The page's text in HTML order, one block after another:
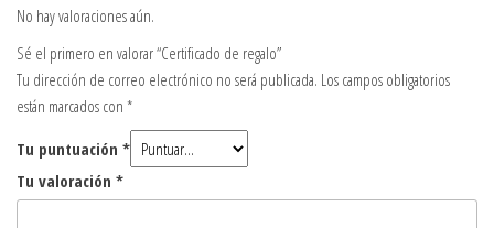
No hay valoraciones aún.
Sé el primero en valorar “Certificado de regalo”
Tu dirección de correo electrónico no será publicada. Los campos obligatorios
están marcados con *
Tu puntuación *
Tu valoración *